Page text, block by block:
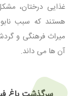
غذایی درختان،
میراث فرهنگی و
آن ها می داند.